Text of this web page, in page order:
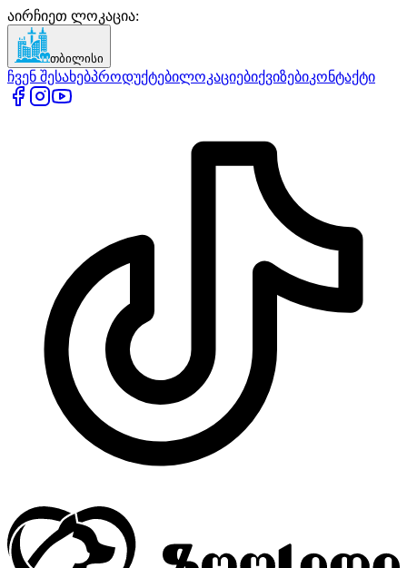
აირჩიეთ ლოკაცია:
თბილისი
ჩვენ შესახებპროდუქტებილოკაციებიქვიზებიკონტაქტი